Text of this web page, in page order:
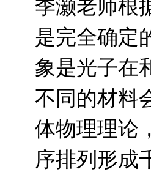
季灏老师根
是完全确定
象是光子在
不同的材料
体物理理论
序排列形成